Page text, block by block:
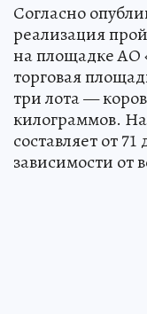
Согласно
реализация
на площадке АО
торговая
три лота —
килограммов.
составляет от
зависимости от